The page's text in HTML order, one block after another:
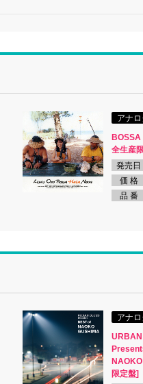
アナ
全生産
発売日
価 格
品 番
アナ
限定盤]